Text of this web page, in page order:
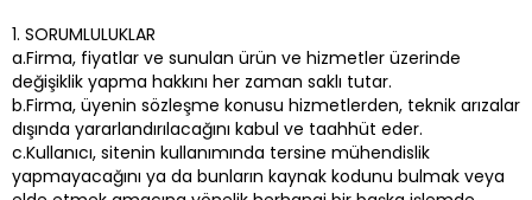
1. SORUMLULUKLAR
a.Firma, fiyatlar ve sunulan ürün ve hizmetler üzerinde
değişiklik yapma hakkını her zaman saklı tutar.
b.Firma, üyenin sözleşme konusu hizmetlerden, teknik arızalar
dışında yararlandırılacağını kabul ve taahhüt eder.
c.Kullanıcı, sitenin kullanımında tersine mühendislik
yapmayacağını ya da bunların kaynak kodunu bulmak veya